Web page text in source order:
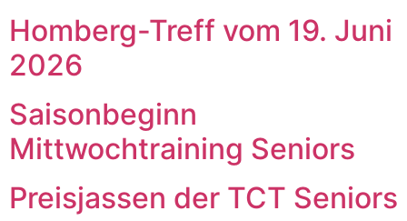
Homberg-Treff vom 19. Juni
2026
Saisonbeginn
Mittwochtraining Seniors
Preisjassen der TCT Seniors